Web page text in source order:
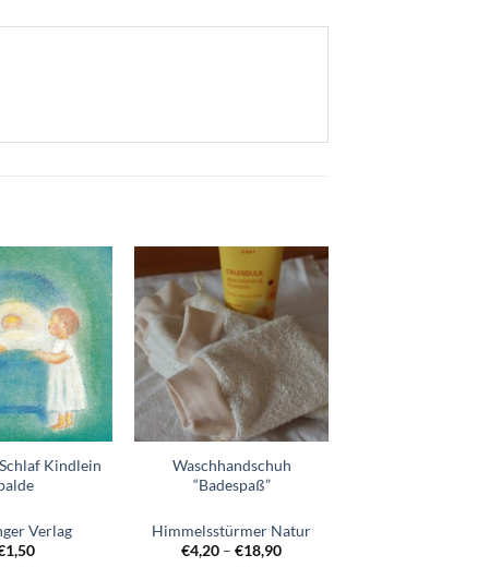
Zum
Wunschzettel
hinzufügen
Kindlein
Verlag
1,50
Zum
Wunschzettel
hinzufügen
Waschhandschuh
“Badespaß”
Himmelsstürmer Natur
€4,20 –€18,90